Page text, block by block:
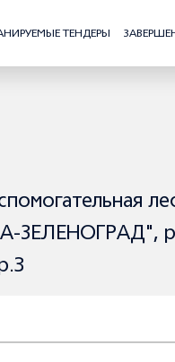
ТЕНДЕРЫ
ЗЕЛЕНОГРАД",